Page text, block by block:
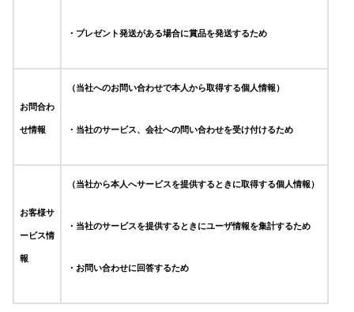
・プレゼント発送がある場合に賞品を発送するため
お問合わ
せ情報
（当社へのお問い合わせで本人から取得する個人情報）
・当社のサービス、会社への問い合わせを受け付けるため
お客様サ
ービス情
報
（当社から本人へサービスを提供するときに取得する個人情報）
・当社のサービスを提供するときにユーザ情報を集計するため
・お問い合わせに回答するため